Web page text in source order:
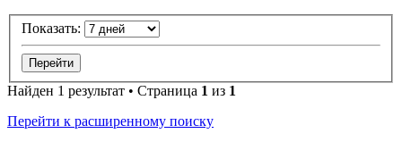
Показать:
Найден 1 результат • Страница 1 из 1
Перейти к расширенному поиску